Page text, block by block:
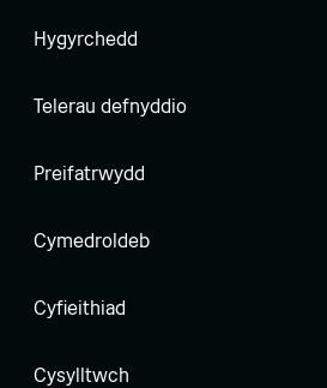
Hygyrchedd
Telerau defnyddio
Preifatrwydd
Cymedroldeb
Cyfieithiad
Cysylltwch